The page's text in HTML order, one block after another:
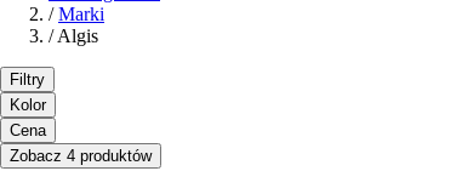
/ Marki
/ Algis
Filtry
Kolor
Cena
Zobacz 4 produktów